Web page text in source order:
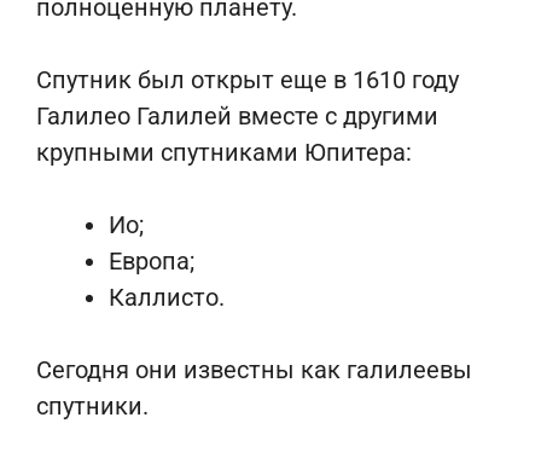
полноценную планету.
Спутник был открыт еще в 1610 году
Галилео Галилей вместе с другими
крупными спутниками Юпитера:
Ио;
Европа;
Каллисто.
Сегодня они известны как галилеевы
спутники.